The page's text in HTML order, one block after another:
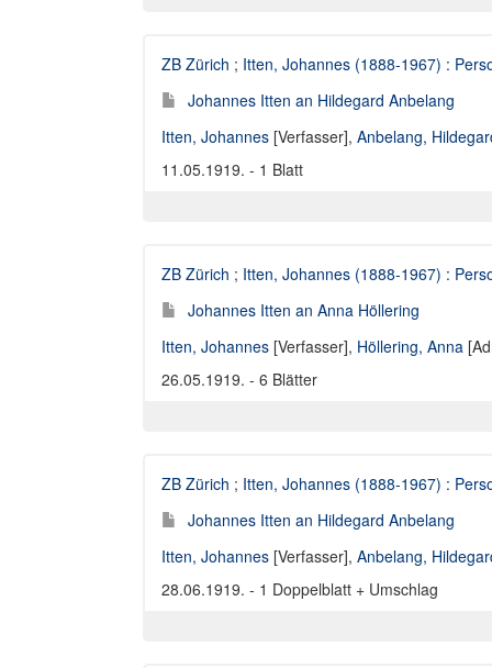
ZB Zürich ; Itten, Johannes (1888-1967) :
Johannes Itten an Hildegard Anbelang
Itten, Johannes [Verfasser], Anbelang,
11.05.1919. - 1 Blatt
ZB Zürich ; Itten, Johannes (1888-1967) :
Johannes Itten an Anna Höllering
Itten, Johannes [Verfasser], Höllering, Anna
26.05.1919. - 6 Blätter
ZB Zürich ; Itten, Johannes (1888-1967) :
Johannes Itten an Hildegard Anbelang
Itten, Johannes [Verfasser], Anbelang,
28.06.1919. - 1 Doppelblatt + Umschlag